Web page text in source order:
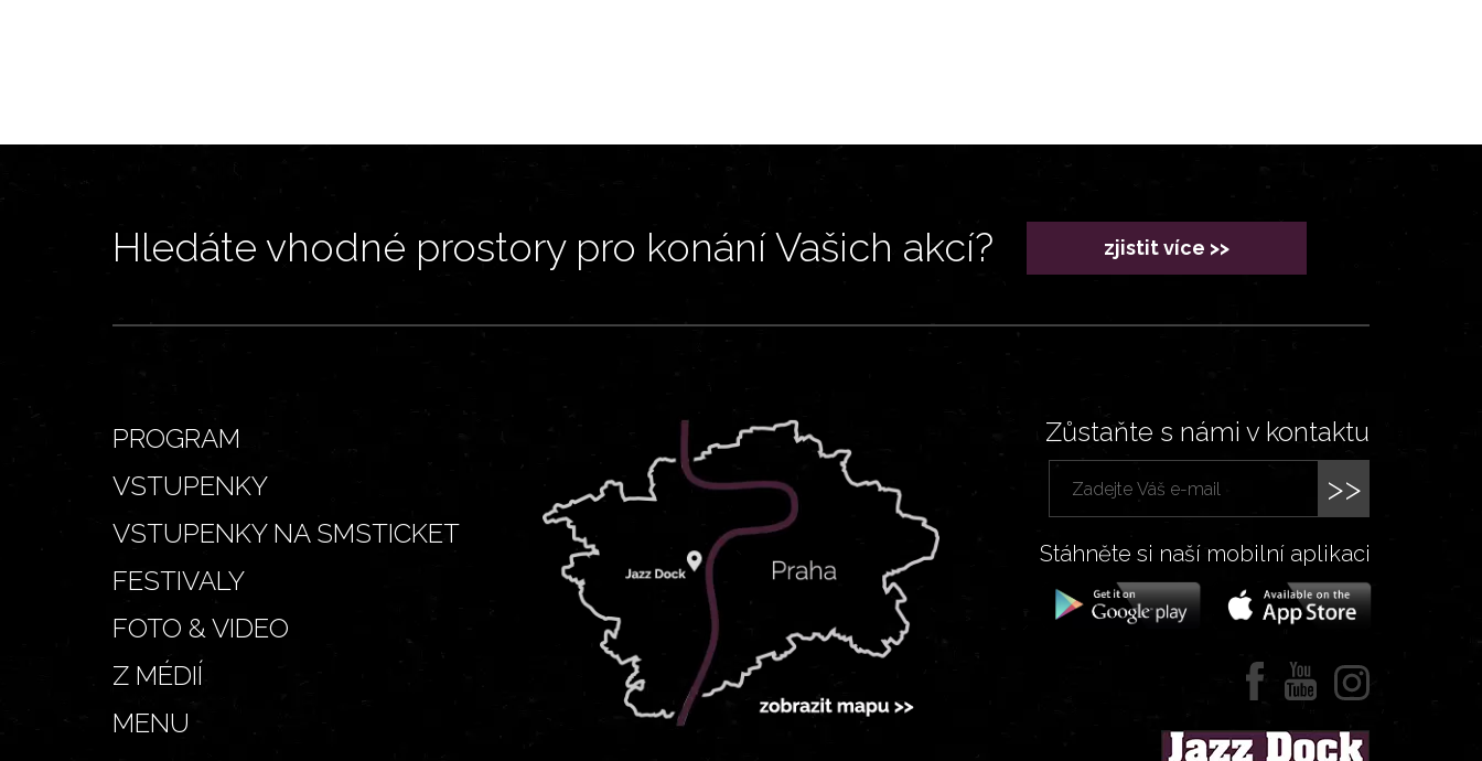
Hledáte vhodné prostory pro konání Vašich akcí? zjistit více >>
PROGRAM
VSTUPENKY
VSTUPENKY NA SMSTICKET
FESTIVALY
FOTO & VIDEO
Z MÉDIÍ
MENU
Zůstaňte s námi v kontaktu
>>
Stáhněte si naší mobilní aplikaci